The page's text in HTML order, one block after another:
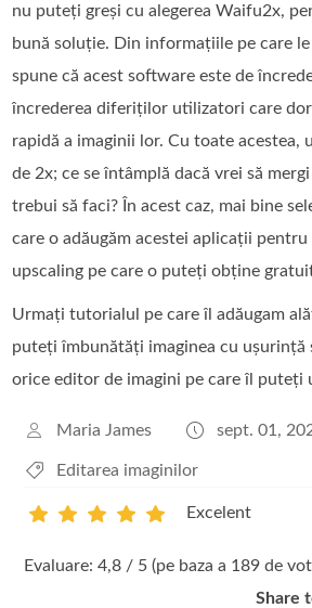
nu puteți greși cu alegerea Waifu2x,
bună soluție. Din informațiile pe care
spune că acest software este de
încrederea diferiților utilizatori care
rapidă a imaginii lor. Cu toate acestea,
de 2x; ce se întâmplă dacă vrei să
trebui să faci? În acest caz, mai bine
care o adăugăm acestei aplicații pentru
upscaling pe care o puteți obține
Urmați tutorialul pe care îl adăugam
puteți îmbunătăți imaginea cu ușurință
orice editor de imagini pe care îl puteți
Maria James sept. 01,
Editarea imaginilor
Excelent
Evaluare: 4,8 / 5 (pe baza a 189 de
Share